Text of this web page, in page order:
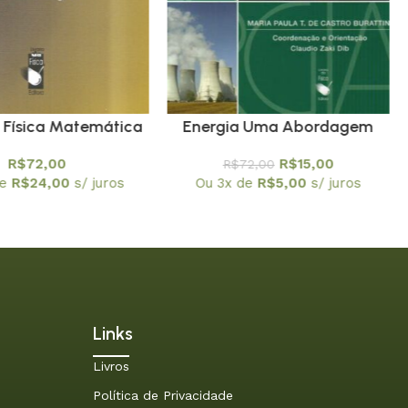
Matemática
de Green e
R$72,00
R$24,00 s/ juros
Energia Uma Abordagem
promoção
R$72,00 R$15,00
Ou 3x de R$5,00 s/ juros
Links
Livros
Política de Privacidade